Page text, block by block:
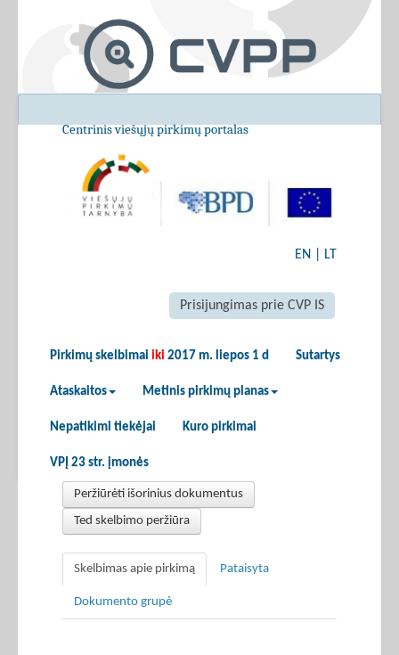
Centrinis viešųjų pirkimų portalas
EN LT
Prisijungimas prie CVP IS
Pirkimų skelbimai iki 2017 m. liepos 1 d Sutartys
Ataskaitos Metinis pirkimų planas
Nepatikimi tiekėjai Kuro pirkimai
VPĮ 23 str. įmonės
Peržiūrėti išorinius dokumentus
Ted skelbimo peržiūra
Skelbimas apie pirkimą Pataisyta
Dokumento grupė